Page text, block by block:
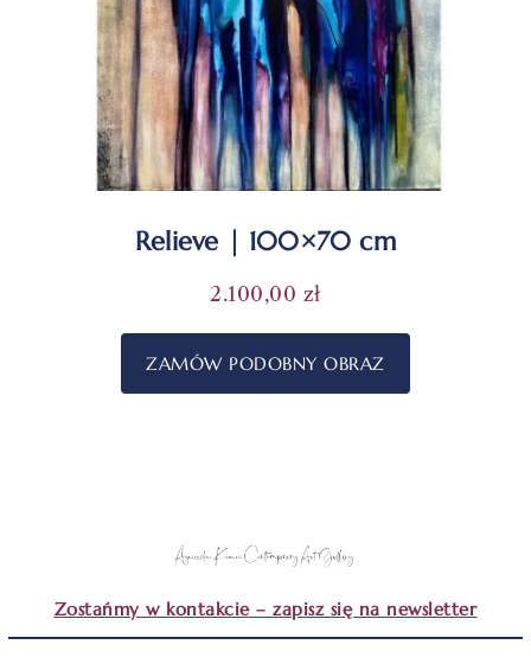
Relieve | 100×70 cm
2.100,00 zł
ZAMÓW PODOBNY OBRAZ
Zostańmy w kontakcie – zapisz się na newsletter